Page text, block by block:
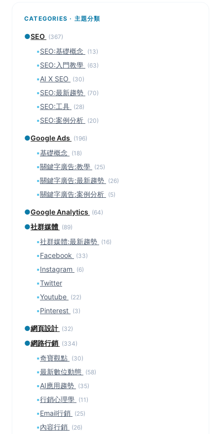
CATEGORIES · 主題分類
●SEO (367)
▪SEO:基礎概念 (13)
▪SEO:入門教學 (63)
▪AI X SEO (30)
▪SEO:最新趨勢 (70)
▪SEO:工具 (28)
▪SEO:案例分析 (20)
●Google Ads (196)
▪基礎概念 (18)
▪關鍵字廣告:教學 (25)
▪關鍵字廣告:最新趨勢 (26)
▪關鍵字廣告:案例分析 (5)
●Google Analytics (64)
●社群媒體 (89)
▪社群媒體:最新趨勢 (16)
▪Facebook (33)
▪Instagram (6)
▪Twitter
▪Youtube (22)
▪Pinterest (3)
●網頁設計 (32)
●網路行銷 (334)
▪奇寶觀點 (30)
▪最新數位動態 (58)
▪AI應用趨勢 (35)
▪行銷心理學 (11)
▪Email行銷 (25)
▪內容行銷 (26)